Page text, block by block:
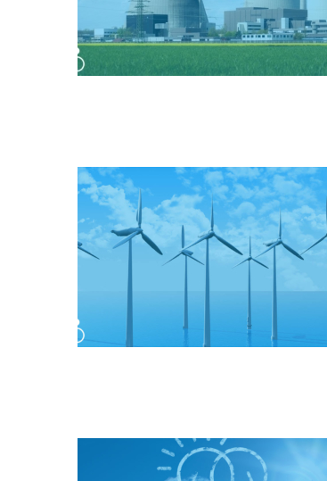
« Excell » : le plan d’EDF pour
redorer le blason du
français
Engie et EDP s’associent pour
faire partie des leaders